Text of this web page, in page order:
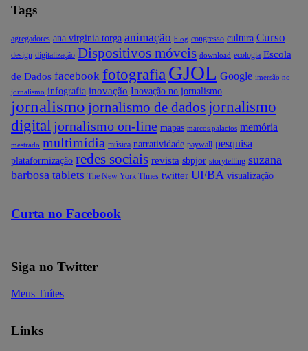
Tags
agregadores ana virginia torga animação blog congresso cultura Curso
design digitalização Dispositivos móveis download ecologia Escola
de Dados facebook fotografia GJOL Google imersão no
jornalismo infografia inovação Inovação no jornalismo
jornalismo jornalismo de dados jornalismo
digital jornalismo on-line mapas marcos palacios memória
mestrado multimídia música narratividade paywall pesquisa
plataformização redes sociais revista sbpjor storytelling suzana
barbosa tablets The New York TImes twitter UFBA visualização
Curta no Facebook
Siga no Twitter
Meus Tuítes
Links